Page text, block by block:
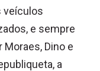
veículos
e sempre
Dino e
a